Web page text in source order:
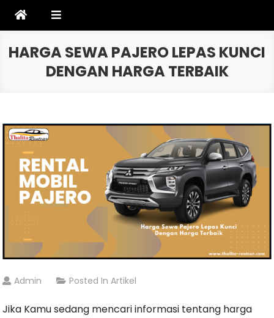
HARGA SEWA PAJERO LEPAS KUNCI
DENGAN HARGA TERBAIK
Admin Posted InArtikel
Jika Kamu sedang mencari informasi tentang harga